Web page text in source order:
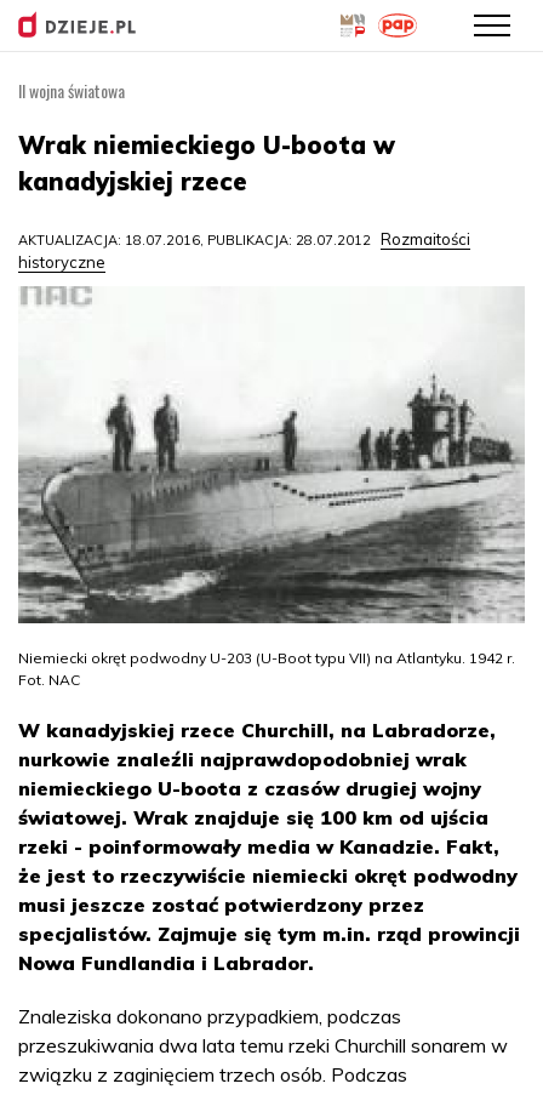
treści
II wojna światowa
Wrak niemieckiego U-boota w
kanadyjskiej rzece
AKTUALIZACJA: 18.07.2016, PUBLIKACJA: 28.07.2012 Rozmaitości
historyczne
Niemiecki okręt podwodny U-203 (U-Boot typu VII) na Atlantyku. 1942 r.
Fot. NAC
W kanadyjskiej rzece Churchill, na Labradorze,
nurkowie znaleźli najprawdopodobniej wrak
niemieckiego U-boota z czasów drugiej wojny
światowej. Wrak znajduje się 100 km od ujścia
rzeki - poinformowały media w Kanadzie. Fakt,
że jest to rzeczywiście niemiecki okręt podwodny
musi jeszcze zostać potwierdzony przez
specjalistów. Zajmuje się tym m.in. rząd prowincji
Nowa Fundlandia i Labrador.
Znaleziska dokonano przypadkiem, podczas
przeszukiwania dwa lata temu rzeki Churchill sonarem w
związku z zaginięciem trzech osób. Podczas